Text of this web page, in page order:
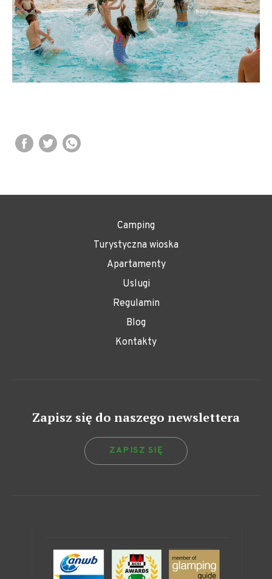
Camping
Turystyczna wioska
Apartamenty
Uslugi
Regulamin
Blog
Kontakty
Zapisz się do naszego newslettera
ZAPISZ SIĘ